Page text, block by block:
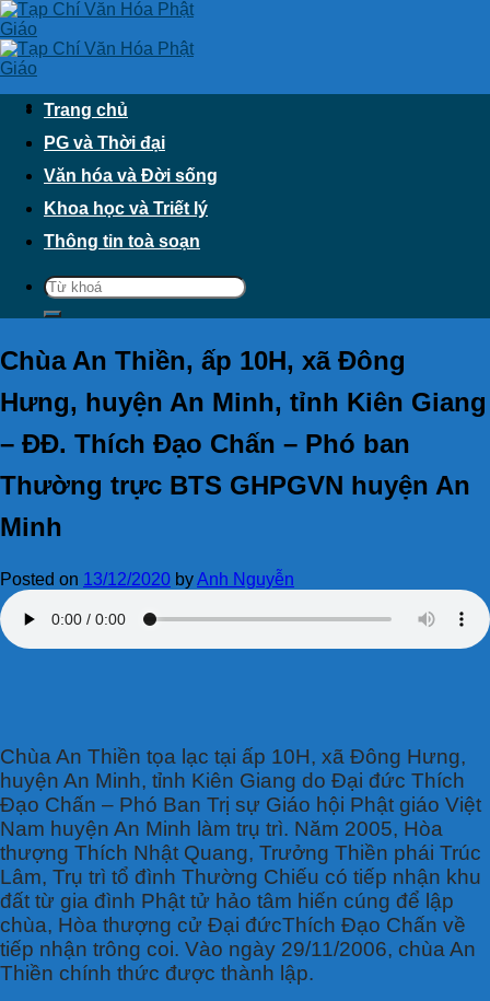
Skip
to
content
Trang chủ
PG và Thời đại
Văn hóa và Đời sống
Khoa học và Triết lý
Thông tin toà soạn
Chùa An Thiền, ấp 10H, xã Đông
Hưng, huyện An Minh, tỉnh Kiên Giang
– ĐĐ. Thích Đạo Chấn – Phó ban
Thường trực BTS GHPGVN huyện An
Minh
Posted on 13/12/2020 byAnh Nguyễn
Chùa An Thiền tọa lạc tại ấp 10H, xã Đông Hưng,
huyện An Minh, tỉnh Kiên Giang do Đại đức Thích
Đạo Chấn – Phó Ban Trị sự Giáo hội Phật giáo Việt
Nam huyện An Minh làm trụ trì. Năm 2005, Hòa
thượng Thích Nhật Quang, Trưởng Thiền phái Trúc
Lâm, Trụ trì tổ đình Thường Chiếu có tiếp nhận khu
đất từ gia đình Phật tử hảo tâm hiến cúng để lập
chùa, Hòa thượng cử Đại đứcThích Đạo Chấn về
tiếp nhận trông coi. Vào ngày 29/11/2006, chùa An
Thiền chính thức được thành lập.